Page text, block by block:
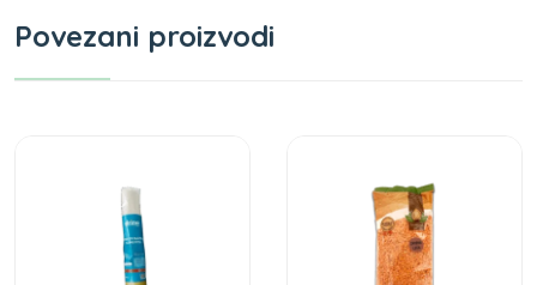
Povezani proizvodi